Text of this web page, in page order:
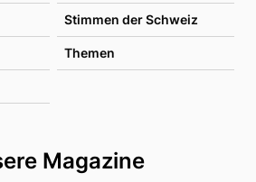
Stimmen der Schweiz
Themen
Magazine